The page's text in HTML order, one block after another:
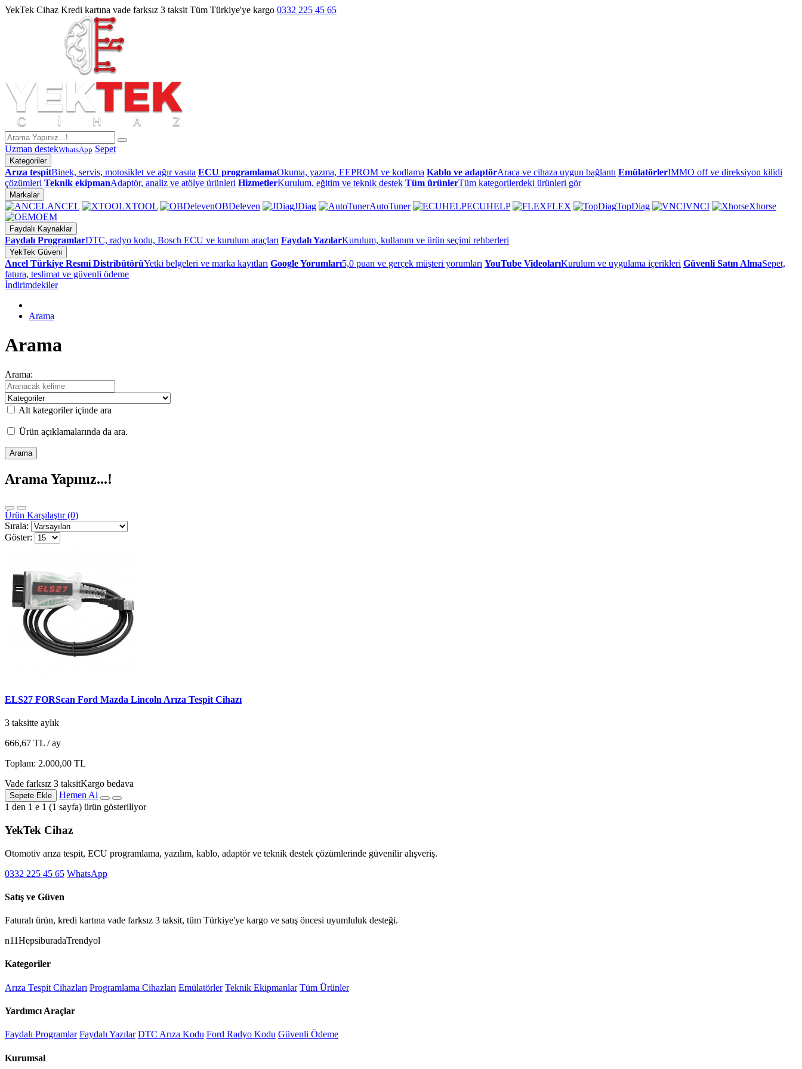
YekTek Cihaz Kredi kartına vade farksız 3 taksit Tüm Türkiye'ye kargo 0332 225 45 65
Uzman destekWhatsApp Sepet
Kategoriler
Arıza tespitBinek, servis, motosiklet ve ağır vasıta ECU programlamaOkuma, yazma, EEPROM ve kodlama Kablo ve adaptörAraca ve cihaza uygun bağlantı EmülatörlerIMMO off ve direksiyon kilidi
çözümleri Teknik ekipmanAdaptör, analiz ve atölye ürünleri HizmetlerKurulum, eğitim ve teknik destek Tüm ürünlerTüm kategorilerdeki ürünleri gör
Markalar
ANCEL XTOOL OBDeleven JDiag AutoTuner ECUHELP FLEX TopDiag VNCI
Xhorse
OEM
Faydalı Kaynaklar
Faydalı ProgramlarDTC, radyo kodu, Bosch ECU ve kurulum araçları Faydalı YazılarKurulum, kullanım ve ürün seçimi rehberleri
YekTek Güveni
Ancel Türkiye Resmi DistribütörüYetki belgeleri ve marka kayıtları Google Yorumları5,0 puan ve gerçek müşteri yorumları YouTube VideolarıKurulum ve uygulama içerikleri Güvenli Satın AlmaSepet,
fatura, teslimat ve güvenli ödeme
İndirimdekiler
Arama
Arama
Arama:
Alt kategoriler içinde ara
Ürün açıklamalarında da ara.
Arama Yapınız...!
Ürün Karşılaştır (0)
Sırala:
Göster:
ELS27 FORScan Ford Mazda Lincoln Arıza Tespit Cihazı
3 taksitte aylık
666,67 TL / ay
Toplam: 2.000,00 TL
Vade farksız 3 taksitKargo bedava
Sepete Ekle
Hemen Al
1 den 1 e 1 (1 sayfa) ürün gösteriliyor
YekTek Cihaz
Otomotiv arıza tespit, ECU programlama, yazılım, kablo, adaptör ve teknik destek çözümlerinde güvenilir alışveriş.
0332 225 45 65 WhatsApp
Satış ve Güven
Faturalı ürün, kredi kartına vade farksız 3 taksit, tüm Türkiye'ye kargo ve satış öncesi uyumluluk desteği.
n11HepsiburadaTrendyol
Kategoriler
Arıza Tespit Cihazları Programlama Cihazları Emülatörler Teknik Ekipmanlar Tüm Ürünler
Yardımcı Araçlar
Faydalı Programlar Faydalı Yazılar DTC Arıza Kodu Ford Radyo Kodu Güvenli Ödeme
Kurumsal